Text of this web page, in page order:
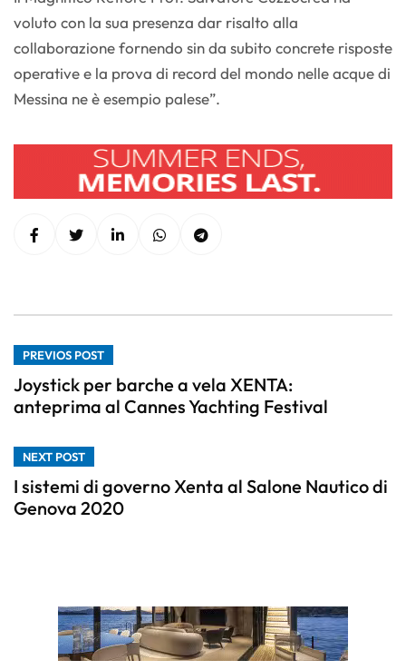
voluto con la sua presenza dar risalto alla
collaborazione fornendo sin da subito concrete risposte
operative e la prova di record del mondo nelle acque di
Messina ne è esempio palese”.
PREVIOS POST
Joystick per barche a vela XENTA:
anteprima al Cannes Yachting Festival
NEXT POST
I sistemi di governo Xenta al Salone Nautico di
Genova 2020